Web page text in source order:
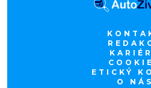
ETICKÝ
O NÁS